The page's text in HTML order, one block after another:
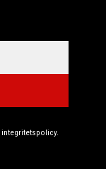
integritetspolicy.